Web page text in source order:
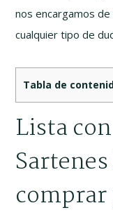
nos encargamos
cualquier tipo de
Tabla de
Lista